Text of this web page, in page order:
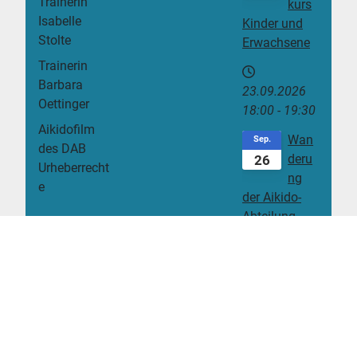
Isabelle
Stolte
Trainerin
Barbara
Oettinger
Aikidofilm
des DAB
Urheberrecht
e
kurs
Kinder und
Erwachsene
23.09.2026
18:00 - 19:30
26
Sep.
Wan
deru
ng
der Aikido-
Abteilung